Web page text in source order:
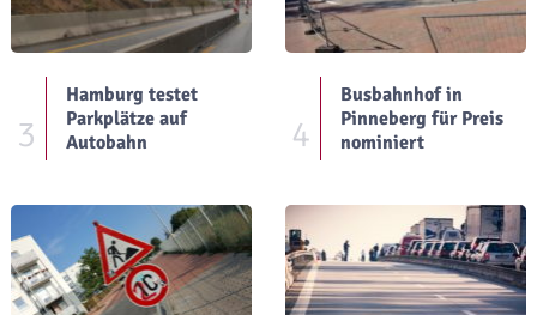
3
Hamburg testet
Parkplätze auf
Autobahn
4
Busbahnhof in
Pinneberg für Preis
nominiert